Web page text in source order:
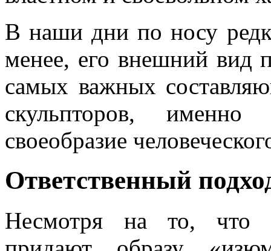
В наши дни по носу
менее, его внешний вид
самых важных
скульпторов, именно
своеобразие
Ответственный
Несмотря на то, что